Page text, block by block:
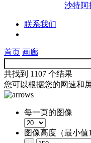
沙特阿
联系我们
首页 画廊
共找到 1107 个结果
您可以根据您的网速和
每一页的图像
图像高度（最小值